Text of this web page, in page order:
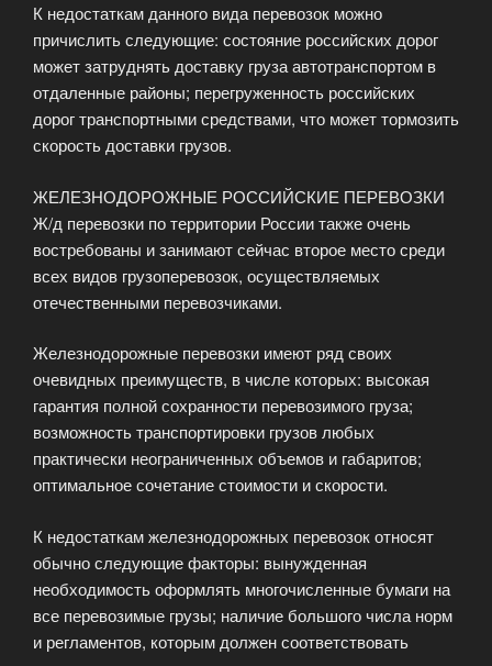
К недостаткам данного вида перевозок можно
причислить следующие: состояние российских дорог
может затруднять доставку груза автотранспортом в
отдаленные районы; перегруженность российских
дорог транспортными средствами, что может тормозить
скорость доставки грузов.
ЖЕЛЕЗНОДОРОЖНЫЕ РОССИЙСКИЕ ПЕРЕВОЗКИ
Ж/д перевозки по территории России также очень
востребованы и занимают сейчас второе место среди
всех видов грузоперевозок, осуществляемых
отечественными перевозчиками.
Железнодорожные перевозки имеют ряд своих
очевидных преимуществ, в числе которых: высокая
гарантия полной сохранности перевозимого груза;
возможность транспортировки грузов любых
практически неограниченных объемов и габаритов;
оптимальное сочетание стоимости и скорости.
К недостаткам железнодорожных перевозок относят
обычно следующие факторы: вынужденная
необходимость оформлять многочисленные бумаги на
все перевозимые грузы; наличие большого числа норм
и регламентов, которым должен соответствовать